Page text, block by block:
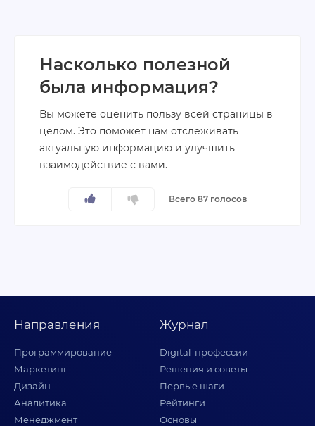
Насколько полезной
была информация?
Вы можете оценить пользу всей страницы в
целом. Это поможет нам отслеживать
актуальную информацию и улучшить
взаимодействие с вами.
Всего 87 голосов
Направления
Программирование
Маркетинг
Дизайн
Аналитика
Менеджмент
Журнал
Digital-профессии
Решения и советы
Первые шаги
Рейтинги
Основы